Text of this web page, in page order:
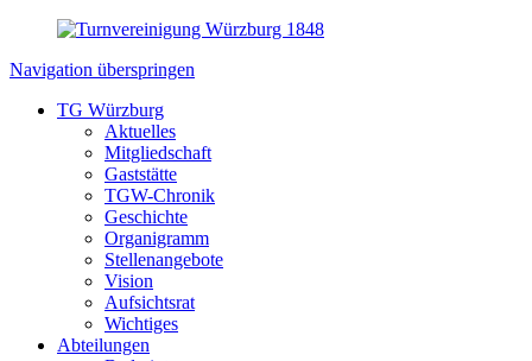
Navigation überspringen
TG Würzburg
Aktuelles
Mitgliedschaft
Gaststätte
TGW-Chronik
Geschichte
Organigramm
Stellenangebote
Vision
Aufsichtsrat
Wichtiges
Abteilungen